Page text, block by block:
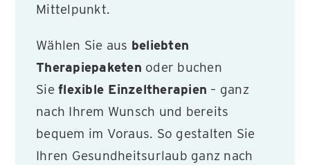
Mittelpunkt.
Wählen Sie aus beliebten
Therapiepaketen oder buchen
Sieflexible Einzeltherapien – ganz
nach Ihrem Wunsch und bereits
bequem im Voraus. So gestalten Sie
Ihren Gesundheitsurlaub ganz nach